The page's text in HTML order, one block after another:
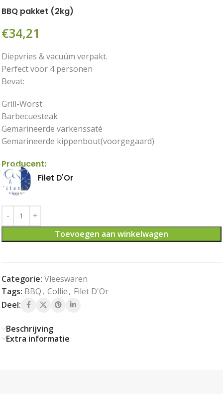
BBQ pakket (2kg)
€34,21
Diepvries & vacuüm verpakt.
Perfect voor 4 personen
Bevat:
Grill-Worst
Barbecuesteak
Gemarineerde varkenssaté
Gemarineerde kippenbout(voorgegaard)
Producent:
Filet D'Or
Toevoegen aan winkelwagen
Categorie: Vleeswaren
Tags: BBQ, Collie, Filet D'Or
Deel:
Beschrijving
Extra informatie